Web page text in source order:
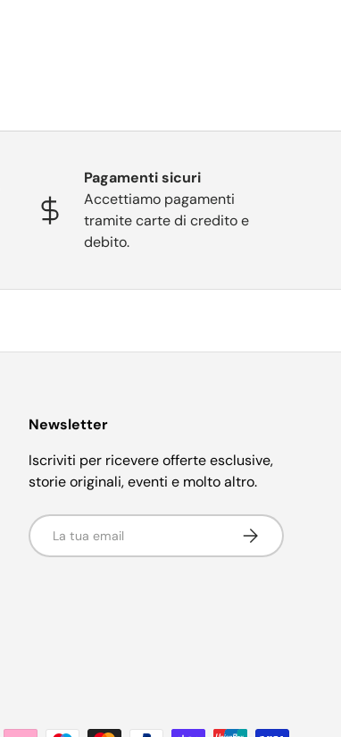
Pagamenti sicuri
Accettiamo pagamenti
tramite carte di credito e
debito.
Newsletter
Iscriviti per ricevere offerte esclusive,
storie originali, eventi e molto altro.
Email Iscriviti